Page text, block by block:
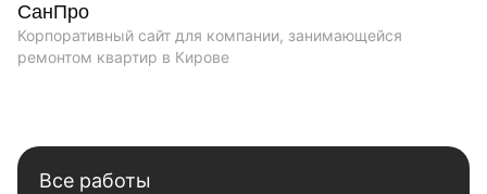
СанПро
Корпоративный сайт для компании, занимающейся
ремонтом квартир в Кирове
Все работы